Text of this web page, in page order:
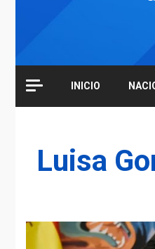
INICIO
Luisa